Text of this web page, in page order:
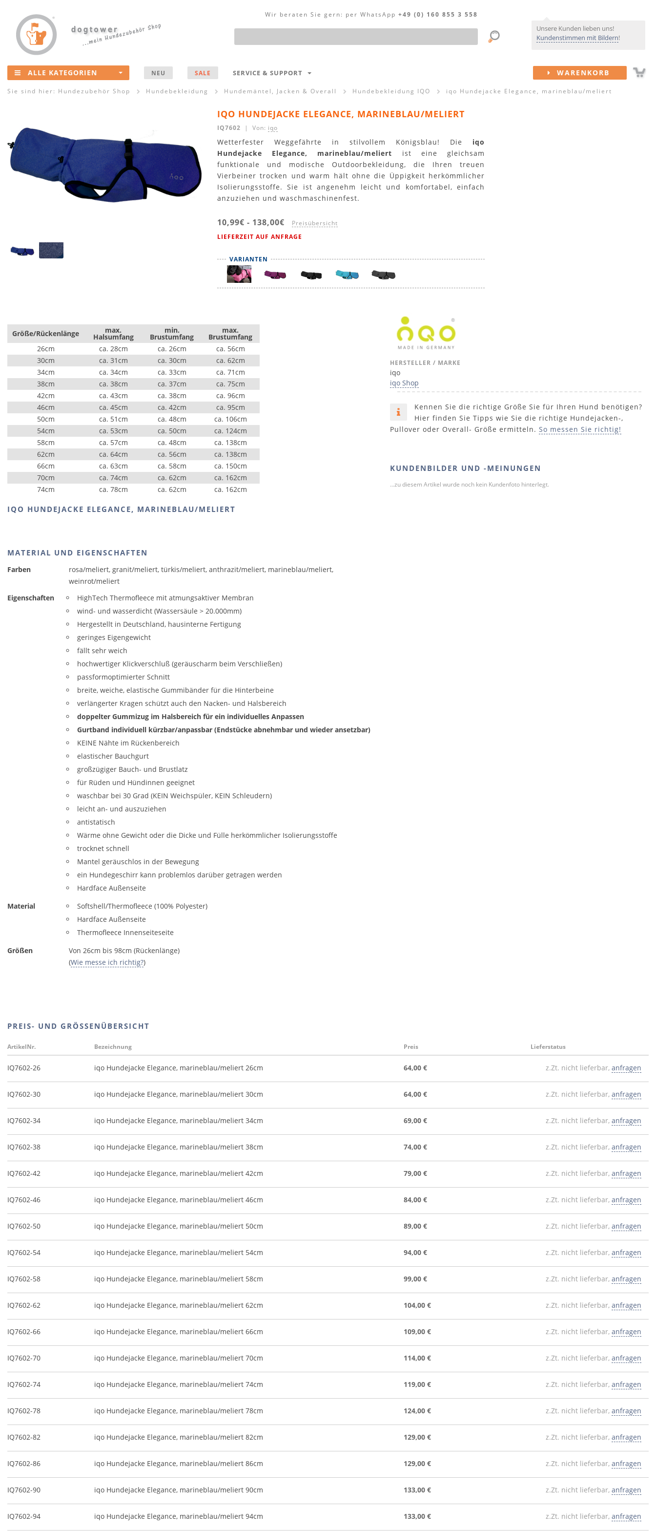
Unsere Kunden lieben uns!
Kundenstimmen mit Bildern!
Wir beraten Sie gern: per WhatsApp +49 (0) 160 855 3 558
Produktsuche
ALLE KATEGORIEN NEU SALE SERVICE & SUPPORT WARENKORB
Sie sind hier: Hundezubehör Shop Hundebekleidung Hundemäntel, Jacken & Overall Hundebekleidung IQO iqo Hundejacke Elegance, marineblau/meliert
IQO HUNDEJACKE ELEGANCE, MARINEBLAU/MELIERT
IQ7602 | Von: iqo
Wetterfester Weggefährte in stilvollem Königsblau! Die iqo
Hundejacke Elegance, marineblau/meliert ist eine gleichsam
funktionale und modische Outdoorbekleidung, die Ihren treuen
Vierbeiner trocken und warm hält ohne die Üppigkeit herkömmlicher
Isolierungsstoffe. Sie ist angenehm leicht und komfortabel, einfach
anzuziehen und waschmaschinenfest.
10,99€ - 138,00€ Preisübersicht
LIEFERZEIT AUF ANFRAGE
VARIANTEN
Größe/Rückenlänge max.
Halsumfang
min.
Brustumfang
max.
Brustumfang
26cm
ca. 28cm ca. 26cm
ca. 56cm
30cm
ca. 31cm ca. 30cm
ca. 62cm
34cm
ca. 34cm ca. 33cm
ca. 71cm
38cm
ca. 38cm ca. 37cm
ca. 75cm
42cm
ca. 43cm ca. 38cm
ca. 96cm
46cm
ca. 45cm ca. 42cm
ca. 95cm
50cm
ca. 51cm ca. 48cm
ca. 106cm
54cm
ca. 53cm ca. 50cm
ca. 124cm
58cm
ca. 57cm ca. 48cm
ca. 138cm
62cm
ca. 64cm ca. 56cm
ca. 138cm
66cm
ca. 63cm ca. 58cm
ca. 150cm
70cm
ca. 74cm ca. 62cm
ca. 162cm
74cm
ca. 78cm ca. 62cm ca. 162cm
IQO HUNDEJACKE ELEGANCE, MARINEBLAU/MELIERT
MATERIAL UND EIGENSCHAFTEN
Farben
rosa/meliert, granit/meliert, türkis/meliert, anthrazit/meliert, marineblau/meliert,
weinrot/meliert
Eigenschaften
HighTech Thermofleece mit atmungsaktiver Membran
wind- und wasserdicht (Wassersäule > 20.000mm)
Hergestellt in Deutschland, hausinterne Fertigung
geringes Eigengewicht
fällt sehr weich
hochwertiger Klickverschluß (geräuscharm beim Verschließen)
passformoptimierter Schnitt
breite, weiche, elastische Gummibänder für die Hinterbeine
verlängerter Kragen schützt auch den Nacken- und Halsbereich
doppelter Gummizug im Halsbereich für ein individuelles Anpassen
Gurtband individuell kürzbar/anpassbar (Endstücke abnehmbar und wieder ansetzbar)
KEINE Nähte im Rückenbereich
elastischer Bauchgurt
großzügiger Bauch- und Brustlatz
für Rüden und Hündinnen geeignet
waschbar bei 30 Grad (KEIN Weichspüler, KEIN Schleudern)
leicht an- und auszuziehen
antistatisch
Wärme ohne Gewicht oder die Dicke und Fülle herkömmlicher Isolierungsstoffe
trocknet schnell
Mantel geräuschlos in der Bewegung
ein Hundegeschirr kann problemlos darüber getragen werden
Hardface Außenseite
Material
Softshell/Thermofleece (100% Polyester)
Hardface Außenseite
Thermofleece Innenseiteseite
Größen
Von 26cm bis 98cm (Rückenlänge)
(Wie messe ich richtig?)
HERSTELLER / MARKE
iqo
iqo Shop
Kennen Sie die richtige Größe Sie für Ihren Hund benötigen?
Hier finden Sie Tipps wie Sie die richtige Hundejacken-,
Pullover oder Overall- Größe ermitteln. So messen Sie richtig!
KUNDENBILDER UND -MEINUNGEN
...zu diesem Artikel wurde noch kein Kundenfoto hinterlegt.
PREIS- UND GRÖSSENÜBERSICHT
ArtikelNr. Bezeichnung Preis Lieferstatus
IQ7602-26 iqo Hundejacke Elegance, marineblau/meliert 26cm 64,00 € z.Zt. nicht lieferbar, anfragen
IQ7602-30 iqo Hundejacke Elegance, marineblau/meliert 30cm 64,00 € z.Zt. nicht lieferbar, anfragen
IQ7602-34 iqo Hundejacke Elegance, marineblau/meliert 34cm 69,00 € z.Zt. nicht lieferbar, anfragen
IQ7602-38 iqo Hundejacke Elegance, marineblau/meliert 38cm 74,00 € z.Zt. nicht lieferbar, anfragen
IQ7602-42 iqo Hundejacke Elegance, marineblau/meliert 42cm 79,00 € z.Zt. nicht lieferbar, anfragen
IQ7602-46 iqo Hundejacke Elegance, marineblau/meliert 46cm 84,00 € z.Zt. nicht lieferbar, anfragen
IQ7602-50 iqo Hundejacke Elegance, marineblau/meliert 50cm 89,00 € z.Zt. nicht lieferbar, anfragen
IQ7602-54 iqo Hundejacke Elegance, marineblau/meliert 54cm 94,00 € z.Zt. nicht lieferbar, anfragen
IQ7602-58 iqo Hundejacke Elegance, marineblau/meliert 58cm 99,00 € z.Zt. nicht lieferbar, anfragen
IQ7602-62 iqo Hundejacke Elegance, marineblau/meliert 62cm 104,00 € z.Zt. nicht lieferbar, anfragen
IQ7602-66 iqo Hundejacke Elegance, marineblau/meliert 66cm 109,00 € z.Zt. nicht lieferbar, anfragen
IQ7602-70 iqo Hundejacke Elegance, marineblau/meliert 70cm 114,00 € z.Zt. nicht lieferbar, anfragen
IQ7602-74 iqo Hundejacke Elegance, marineblau/meliert 74cm 119,00 € z.Zt. nicht lieferbar, anfragen
IQ7602-78 iqo Hundejacke Elegance, marineblau/meliert 78cm 124,00 € z.Zt. nicht lieferbar, anfragen
IQ7602-82 iqo Hundejacke Elegance, marineblau/meliert 82cm 129,00 € z.Zt. nicht lieferbar, anfragen
IQ7602-86 iqo Hundejacke Elegance, marineblau/meliert 86cm 129,00 € z.Zt. nicht lieferbar, anfragen
IQ7602-90 iqo Hundejacke Elegance, marineblau/meliert 90cm 133,00 € z.Zt. nicht lieferbar, anfragen
IQ7602-94 iqo Hundejacke Elegance, marineblau/meliert 94cm 133,00 € z.Zt. nicht lieferbar, anfragen